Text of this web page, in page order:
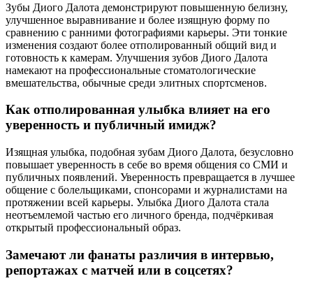
Зубы Диого Далота демонстрируют повышенную белизну,
улучшенное выравнивание и более изящную форму по
сравнению с ранними фотографиями карьеры. Эти тонкие
изменения создают более отполированный общий вид и
готовность к камерам. Улучшения зубов Диого Далота
намекают на профессиональные стоматологические
вмешательства, обычные среди элитных спортсменов.
Как отполированная улыбка влияет на его
уверенность и публичный имидж?
Изящная улыбка, подобная зубам Диого Далота, безусловно
повышает уверенность в себе во время общения со СМИ и
публичных появлений. Уверенность превращается в лучшее
общение с болельщиками, спонсорами и журналистами на
протяжении всей карьеры. Улыбка Диого Далота стала
неотъемлемой частью его личного бренда, подчёркивая
открытый профессиональный образ.
Замечают ли фанаты различия в интервью,
репортажах с матчей или в соцсетях?